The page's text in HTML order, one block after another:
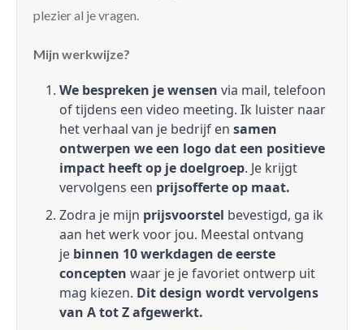
plezier al je vragen.
Mijn werkwijze?
We bespreken je wensen via mail, telefoon
of tijdens een video meeting. Ik luister naar
het verhaal van je bedrijf en samen
ontwerpen we een logo dat een positieve
impact heeft op je doelgroep. Je krijgt
vervolgens een prijsofferte op maat.
Zodra je mijn prijsvoorstel bevestigd, ga ik
aan het werk voor jou. Meestal ontvang
je binnen 10 werkdagen de eerste
concepten waar je je favoriet ontwerp uit
mag kiezen. Dit design wordt vervolgens
van A tot Z afgewerkt.